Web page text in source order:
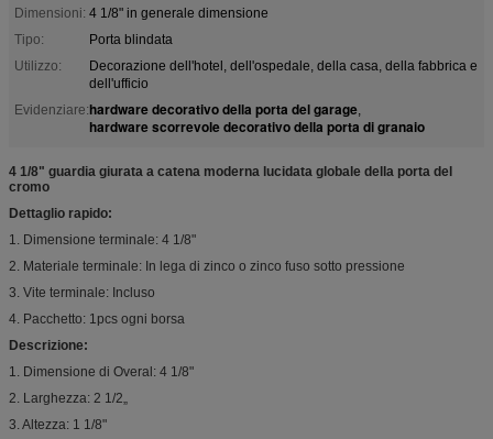
Dimensioni: 4 1/8" in generale dimensione
Tipo:
Porta blindata
Utilizzo:
Decorazione dell'hotel, dell'ospedale, della casa, della fabbrica e
dell'ufficio
Evidenziare:hardware decorativo della porta del garage,
hardware scorrevole decorativo della porta di granaio
4 1/8" guardia giurata a catena moderna lucidata globale della porta del
cromo
Dettaglio rapido:
1. Dimensione terminale: 4 1/8"
2. Materiale terminale: In lega di zinco o zinco fuso sotto pressione
3. Vite terminale: Incluso
4. Pacchetto: 1pcs ogni borsa
Descrizione:
1. Dimensione di Overal: 4 1/8"
2. Larghezza: 2 1/2„
3. Altezza: 1 1/8"